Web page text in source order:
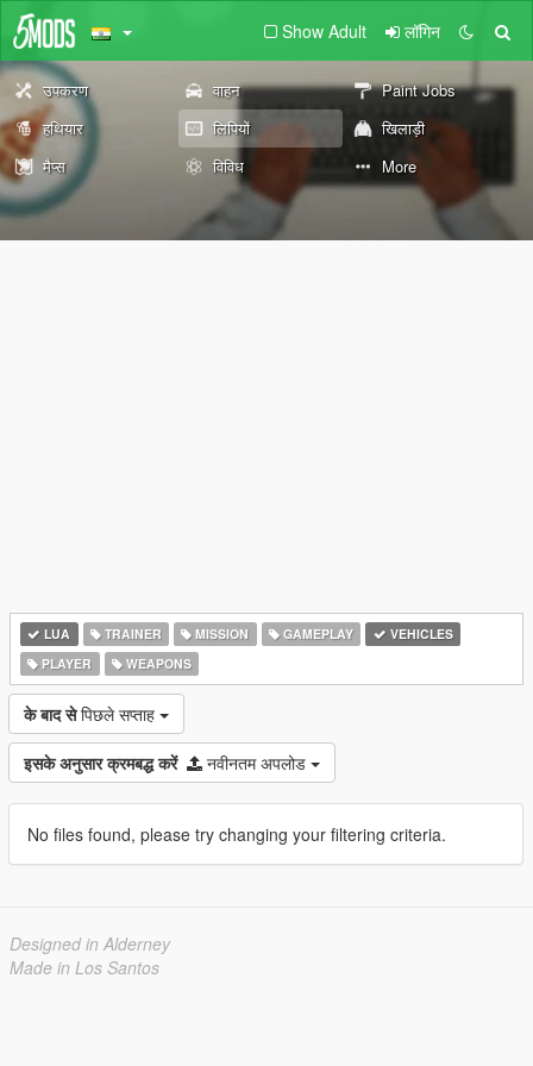
Show Adult लॉगिन
उपकरण वाहन
Paint Jobs
हथियार
लिपियों
खिलाड़ी
मैप्स
विविध More
LUA TRAINER MISSION GAMEPLAY
VEHICLES
PLAYER
WEAPONS
के बाद से पिछले सप्ताह
इसके अनुसार क्रमबद्ध करें नवीनतम अपलोड
No files found, please try changing your filtering criteria.
Designed in Alderney
Made in Los Santos